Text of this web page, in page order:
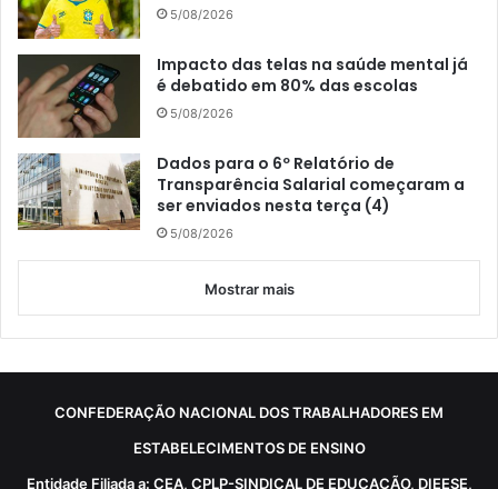
5/08/2026
Impacto das telas na saúde mental já
é debatido em 80% das escolas
5/08/2026
Dados para o 6º Relatório de
Transparência Salarial começaram a
ser enviados nesta terça (4)
5/08/2026
Mostrar mais
CONFEDERAÇÃO NACIONAL DOS TRABALHADORES EM
ESTABELECIMENTOS DE ENSINO
Entidade Filiada a: CEA, CPLP-SINDICAL DE EDUCAÇÃO, DIEESE,